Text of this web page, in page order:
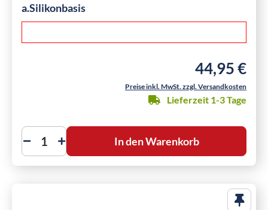
a.Silikonbasis
Regulärer
44,95 €
Preise inkl. MwSt. zzgl. Versandkosten
Lieferzeit 1-3 Tage
In den Warenkorb